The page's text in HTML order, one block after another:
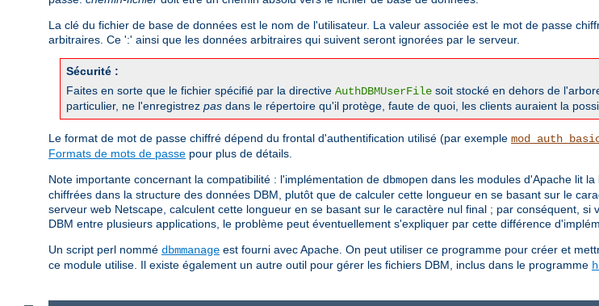
La clé du fichier de base de données est le nom de l'utilisateur. La valeur associée est le mot de passe
arbitraires. Ce ':' ainsi que les données arbitraires qui suivent seront ignorées par le serveur.
Sécurité :
Faites en sorte que le fichier spécifié par la directive AuthDBMUserFile soit stocké en dehors de
particulier, ne l'enregistrez pas dans le répertoire qu'il protège, faute de quoi, les clients auraient la
Le format de mot de passe chiffré dépend du frontal d'authentification utilisé (par exemple
Formats de mots de passe pour plus de détails.
Note importante concernant la compatibilité : l'implémentation de dbmopen dans les modules d'Apache lit
chiffrées dans la structure des données DBM, plutôt que de calculer cette longueur en se basant sur le
serveur web Netscape, calculent cette longueur en se basant sur le caractère nul final ; par conséquent,
DBM entre plusieurs applications, le problème peut éventuellement s'expliquer par cette différence
Un script perl nommé dbmmanage est fourni avec Apache. On peut utiliser ce programme pour créer et
ce module utilise. Il existe également un autre outil pour gérer les fichiers DBM, inclus dans le programme